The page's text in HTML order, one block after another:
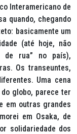
Interamericano de
quando, chegando
basicamente um
(até hoje, não
de rua” no país),
Os transeuntes,
Uma cena
globo, parece ter
em outras grandes
em Osaka, de
solidariedade dos